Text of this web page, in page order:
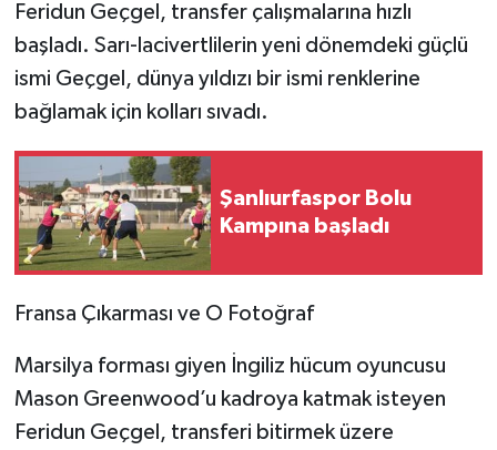
Feridun Geçgel, transfer çalışmalarına hızlı
başladı. Sarı-lacivertlilerin yeni dönemdeki güçlü
ismi Geçgel, dünya yıldızı bir ismi renklerine
bağlamak için kolları sıvadı.
Şanlıurfaspor Bolu
Kampına başladı
​Fransa Çıkarması ve O Fotoğraf
​Marsilya forması giyen İngiliz hücum oyuncusu
Mason Greenwood’u kadroya katmak isteyen
Feridun Geçgel, transferi bitirmek üzere